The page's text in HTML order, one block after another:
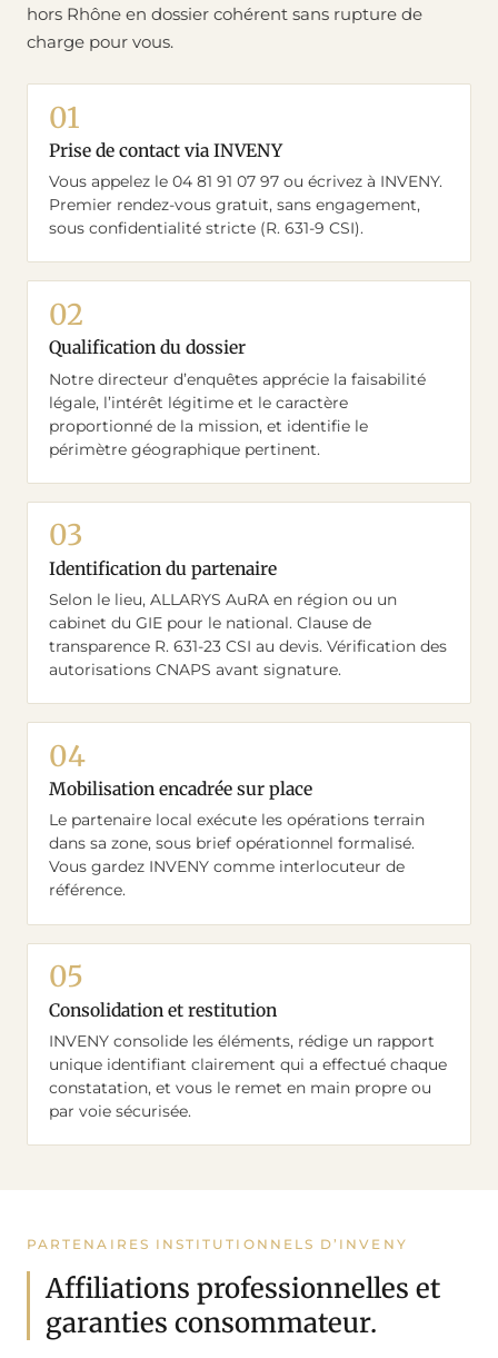
hors Rhône en dossier cohérent sans rupture de
charge pour vous.
Prise de contact via INVENY
Vous appelez le 04 81 91 07 97 ou écrivez à INVENY.
Premier rendez-vous gratuit, sans engagement,
sous confidentialité stricte (R. 631-9 CSI).
Qualification du dossier
Notre directeur d’enquêtes apprécie la faisabilité
légale, l’intérêt légitime et le caractère
proportionné de la mission, et identifie le
périmètre géographique pertinent.
Identification du partenaire
Selon le lieu, ALLARYS AuRA en région ou un
cabinet du GIE pour le national. Clause de
transparence R. 631-23 CSI au devis. Vérification des
autorisations CNAPS avant signature.
Mobilisation encadrée sur place
Le partenaire local exécute les opérations terrain
dans sa zone, sous brief opérationnel formalisé.
Vous gardez INVENY comme interlocuteur de
référence.
Consolidation et restitution
INVENY consolide les éléments, rédige un rapport
unique identifiant clairement qui a effectué chaque
constatation, et vous le remet en main propre ou
par voie sécurisée.
PARTENAIRES INSTITUTIONNELS D’INVENY
Affiliations professionnelles et
garanties consommateur.